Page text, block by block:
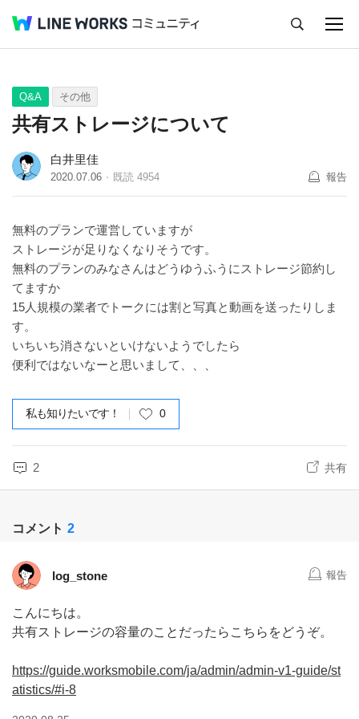
Q&A Tips Ideas
Q&A その他
共有ストレージについて
白井里佳
2020.07.06 既読 4954 報告
無料のプランで運営していますが
ストレージが足りなくなりそうです。
無料のプランのみなさんはどうゆうふうにストレージ節約し
てますか
15人規模の業者でトークには割と写真と動画を送ったりしま
す。
いちいち消さないといけないようでしたら
便利ではないなーと思いまして、、、
私も知りたいです！ 0
2 共有
コメント 2
log_stone 報告
こんにちは。
共有ストレージの容量のことだったらこちらをどうぞ。
https://guide.worksmobile.com/ja/admin/admin-v1-guide/st
atistics/#i-8